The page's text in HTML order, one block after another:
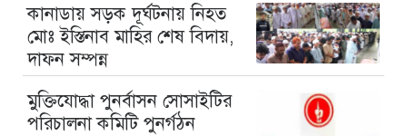
কানাডায় সড়ক দূর্ঘটনায় নিহত
মোঃ ইস্তিনাব মাহির শেষ বিদায়,
দাফন সম্পন্ন
মুক্তিযোদ্ধা পুনর্বাসন সোসাইটির
পরিচালনা কমিটি পুনর্গঠন